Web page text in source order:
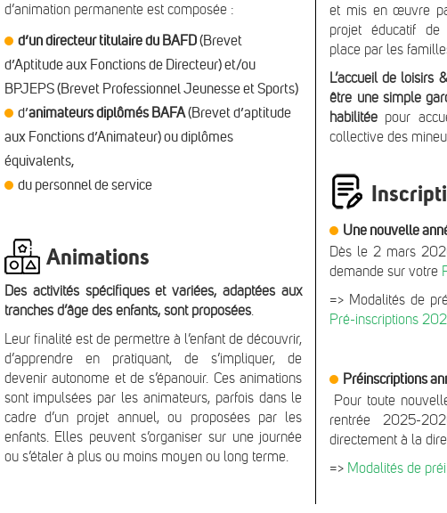
d’animation permanente est composée :
d’un directeur titulaire du BAFD(Brevet
d’Aptitude aux Fonctions de Directeur) et/ou
BPJEPS (Brevet Professionnel Jeunesse et Sports)
d’animateurs diplômés BAFA(Brevet d’aptitude
aux Fonctions d’Animateur) ou diplômes
équivalents,
du personnel de service
Animations
Des activités spécifiques et variées, adaptées aux
tranches d’âge des enfants, sont proposées.
Leur finalité est de permettre à l’enfant de découvrir,
d’apprendre en pratiquant, de s’impliquer, de
devenir autonome et de s’épanouir. Ces animations
sont impulsées par les animateurs, parfois dans le
cadre d’un projet annuel, ou proposées par les
enfants. Elles peuvent s’organiser sur une journée
ou s’étaler à plus ou moins moyen ou long terme.
et mis en œuvre
projet éducatif de
place par les
L’accueil de loisirs
être une simple
habilitée pour
collective des
Une nouvelle
Dès le 2 mars
demande sur votre
=> Modalités de
Pré-inscriptions
Préinscriptions
Pour toute
rentrée 2025-
directement à la
=> Modalités de